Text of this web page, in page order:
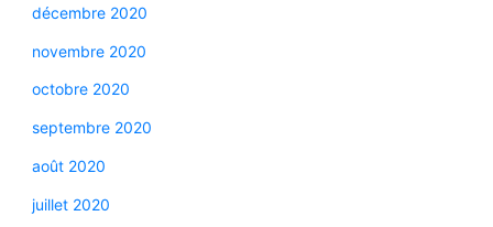
décembre 2020
novembre 2020
octobre 2020
septembre 2020
août 2020
juillet 2020